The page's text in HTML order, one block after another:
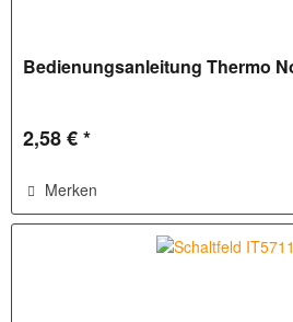
Bedienungsanleitung Thermo
2,58 € *
Merken